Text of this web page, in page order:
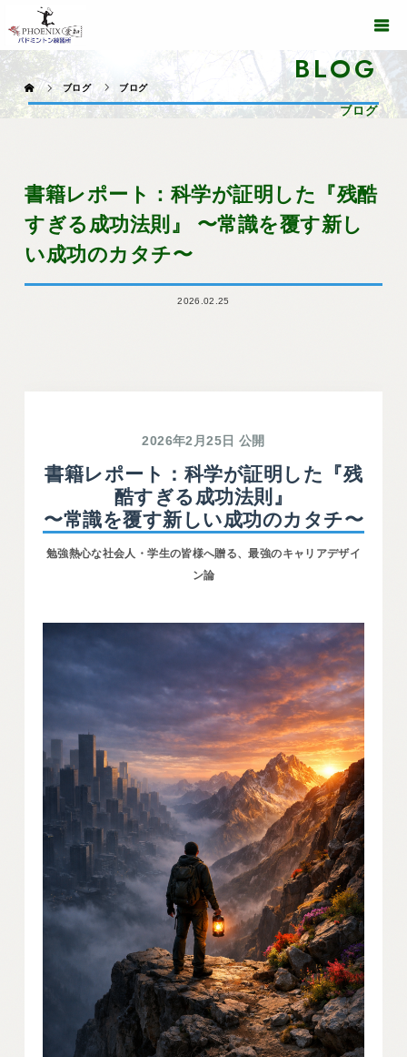
BLOG
ブログ
ブログ ブログ
書籍レポート：科学が証明した『残酷
すぎる成功法則』 〜常識を覆す新し
い成功のカタチ〜
2026.02.25
2026年2月25日 公開
書籍レポート：科学が証明した『残
酷すぎる成功法則』
〜常識を覆す新しい成功のカタチ〜
勉強熱心な社会人・学生の皆様へ贈る、最強のキャリアデザイ
ン論